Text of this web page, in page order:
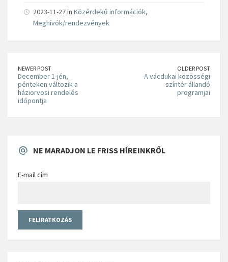
2023-11-27 in Közérdekű információk,
Meghívók/rendezvények
NEWER POST
December 1-jén,
pénteken változik a
háziorvosi rendelés
időpontja
OLDER POST
A vácdukai közösségi
színtér állandó
programjai
NE MARADJON LE FRISS HÍREINKRŐL
E-mail cím